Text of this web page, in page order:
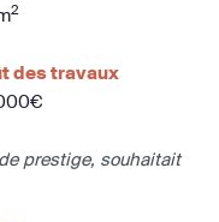
2
des travaux
prestige, souhaitait